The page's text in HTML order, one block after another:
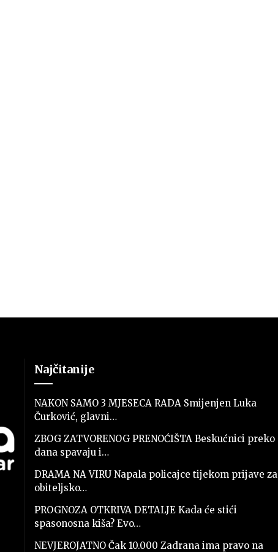
Najčitanije
NAKON SAMO 3 MJESECA RADA Smijenjen Luka
Čurković, glavni…
ZBOG ZATVORENOG PRENOĆIŠTA Beskućnici preko
dana spavaju i…
DRAMA NA VIRU Napala policajce tijekom prijave za
obiteljsko…
PROGNOZA OTKRIVA DETALJE Kada će stići
spasonosna kiša? Evo…
NEVJEROJATNO Čak 10.000 Zadrana ima pravo na